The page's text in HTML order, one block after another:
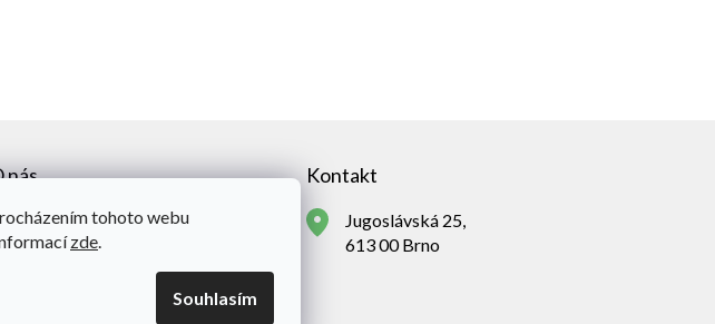
tohoto webu
zde.
Souhlasím
nás Kontakt
Jugoslávská 25,
613 00 Brno